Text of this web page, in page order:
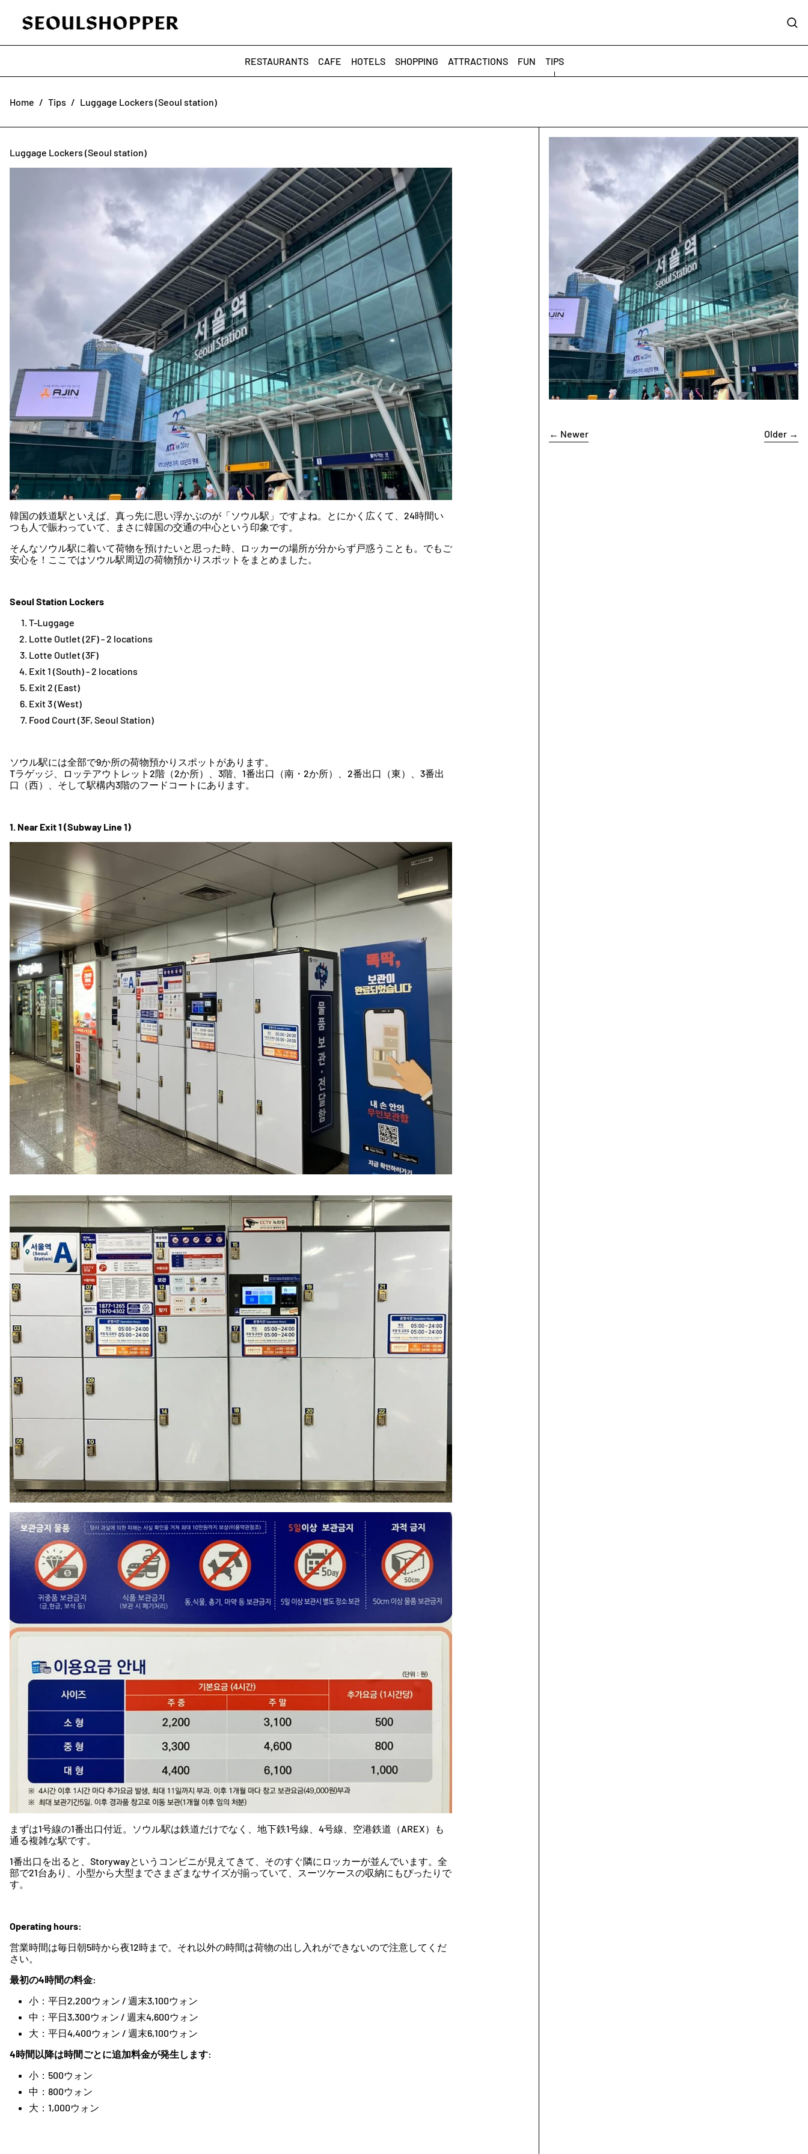
RESTAURANTS CAFE HOTELS SHOPPING ATTRACTIONS FUN TIPS
Home / Tips / Luggage Lockers (Seoul station)
Luggage Lockers (Seoul station)
韓国の鉄道駅といえば、真っ先に思い浮かぶのが「ソウル駅」ですよね。とにかく広くて、24時間い
つも人で賑わっていて、まさに韓国の交通の中心という印象です。
そんなソウル駅に着いて荷物を預けたいと思った時、ロッカーの場所が分からず戸惑うことも。でもご
安心を！ここではソウル駅周辺の荷物預かりスポットをまとめました。
Seoul Station Lockers
T-Luggage
Lotte Outlet (2F) - 2 locations
Lotte Outlet (3F)
Exit 1 (South) - 2 locations
Exit 2 (East)
Exit 3 (West)
Food Court (3F, Seoul Station)
ソウル駅には全部で9か所の荷物預かりスポットがあります。
Tラゲッジ、ロッテアウトレット2階（2か所）、3階、1番出口（南・2か所）、2番出口（東）、3番出
口（西）、そして駅構内3階のフードコートにあります。
1. Near Exit 1 (Subway Line 1)
まずは1号線の1番出口付近。ソウル駅は鉄道だけでなく、地下鉄1号線、4号線、空港鉄道（AREX）も
通る複雑な駅です。
1番出口を出ると、Storywayというコンビニが見えてきて、そのすぐ隣にロッカーが並んでいます。全
部で21台あり、小型から大型までさまざまなサイズが揃っていて、スーツケースの収納にもぴったりで
す。
Operating hours:
営業時間は毎日朝5時から夜12時まで。それ以外の時間は荷物の出し入れができないので注意してくだ
さい。
最初の4時間の料金:
小：平日2,200ウォン / 週末3,100ウォン
中：平日3,300ウォン / 週末4,600ウォン
大：平日4,400ウォン / 週末6,100ウォン
4時間以降は時間ごとに追加料金が発生します:
小：500ウォン
中：800ウォン
大：1,000ウォン
← Newer Older→